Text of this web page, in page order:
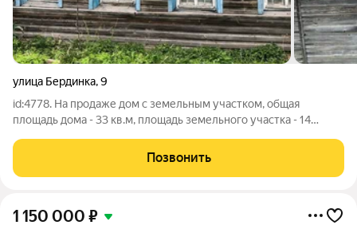
улица Бердинка,9
id:4778. На продаже дом с земельным участком, общая
площадь дома - 33 кв.м, площадь земельного участка - 14
природный газ. - Электроснабжение и водоснабжение от
городских сетей. - Участок межеван.
Позвонить
1 150 000 ₽